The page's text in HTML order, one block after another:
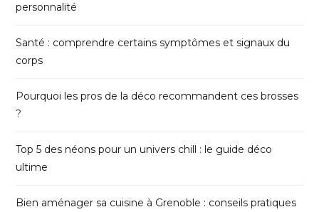
personnalité
Santé : comprendre certains symptômes et signaux du
corps
Pourquoi les pros de la déco recommandent ces brosses
?
Top 5 des néons pour un univers chill : le guide déco
ultime
Bien aménager sa cuisine à Grenoble : conseils pratiques